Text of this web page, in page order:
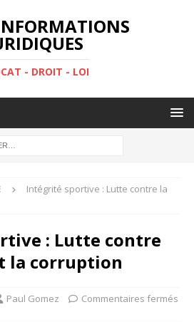
- DROIT - LOI
Intégrité sportive : Lutte contre la
: Lutte contre
la corruption
Paul Gomez Commentaires fermés